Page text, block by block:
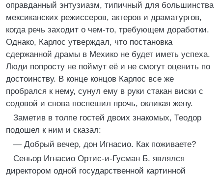
оправданный энтузиазм, типичный для большинства
мексиканских режиссеров, актеров и драматургов,
когда речь заходит о чем-то, требующем доработки.
Однако, Карлос утверждал, что постановка
сдержанной драмы в Мехико не будет иметь успеха.
Люди попросту не поймут её и не смогут оценить по
достоинству. В конце концов Карлос все же
пробрался к нему, сунул ему в руки стакан виски с
содовой и снова поспешил прочь, окликая жену.
Заметив в толпе гостей двоих знакомых, Теодор
подошел к ним и сказал:
— Добрый вечер, дон Игнасио. Как поживаете?
Сеньор Игнасио Ортис-и-Гусман Б. являлся
директором одной государственной картинной